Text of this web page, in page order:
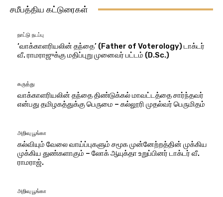
சமீபத்திய கட்டுரைகள்
நாட்டு நடப்பு
‘வாக்காளரியலின் தந்தை’ (Father of Voterology) டாக்டர்
வீ. ராமராஜுக்கு மதிப்புறு முனைவர் பட்டம் (D.Sc.)
கருத்து
வாக்காளரியலின் தந்தை திண்டுக்கல் மாவட்டத்தை சார்ந்தவர்
என்பது தமிழகத்துக்கு பெருமை – கல்லூரி முதல்வர் பெருமிதம்
அறிவு பூங்கா
கல்வியும் வேலை வாய்ப்புகளும் சமூக முன்னேற்றத்தின் முக்கிய
முக்கிய துண்களாகும் – லோக் ஆயுக்தா உறுப்பினர் டாக்டர் வீ.
ராமராஜ்.
அறிவு பூங்கா